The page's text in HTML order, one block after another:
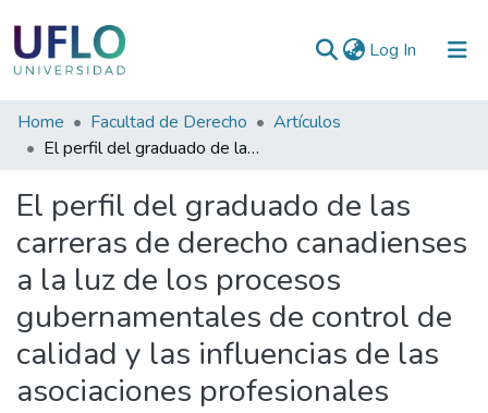
Log In (current)
Communities
&
All of RIUFLO
Statistics
Home Facultad de Derecho
Artículos
El perfil del graduado de las carreras de derecho canadienses a la luz de los procesos gubernamentales de control de calidad y las influencias de las asociaciones profesionales
El perfil del graduado de las
carreras de derecho canadienses
a la luz de los procesos
gubernamentales de control de
calidad y las influencias de las
asociaciones profesionales